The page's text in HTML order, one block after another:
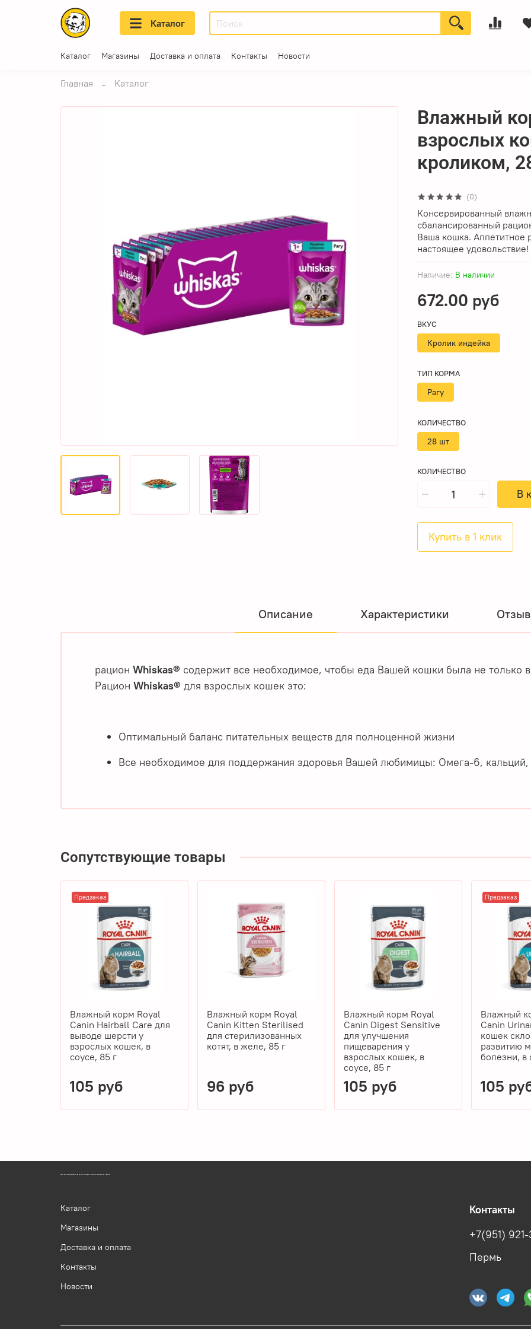
Каталог
Каталог Магазины Доставка и оплата Контакты Новости
Главная Каталог
(0)
Наличие: В наличии
Влажный
взрослых
кроликом,
672.00 руб
КОЛИЧЕСТВО
В
Купить в 1 клик
ВКУС
Кролик индейка
ТИП КОРМА
Рагу
КОЛИЧЕСТВО
28 шт
Консервированный
сбалансированный
Ваша кошка. Аппетитное
настоящее удовольствие!
Описание Характеристики
рацион Whiskas® содержит все необходимое, чтобы еда Вашей кошки была не только
Рацион Whiskas® для взрослых кошек это:
Оптимальный баланс питательных веществ для полноценной жизни
Все необходимое для поддержания здоровья Вашей любимицы: Омега-6,
Сопутствующие товары
Предзаказ
Влажный корм Royal
Canin Hairball Care для
выводе шерсти у
взрослых кошек, в
соусе, 85 г
105 руб
Влажный корм Royal
Canin Kitten Sterilised
для стерилизованных
котят, в желе, 85 г
96 руб
Влажный корм Royal
Canin Digest Sensitive
для улучшения
пищеварения у
взрослых кошек, в
соусе, 85 г
105 руб
Предзаказ
Влажный
Canin Urinary
кошек
развитию
болезни, в
105
ЗООМАГАЗИН БИШЕНЕЛИ БЕСПЛАТНАЯ ДОСТАВКА ЗООТОВАРОВ ПЕРМЬ
Каталог
Магазины
Доставка и оплата
Контакты
Новости
Контакты
+7(951)
Пермь